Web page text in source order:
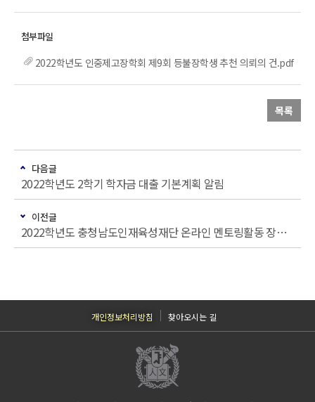
2022학년도 인중제고장학회 제9회 등불장학생 추천 의뢰의 건.pdf
목록
다음글
2022학년도 2학기 학자금 대출 기본계획 알림
이전글
2022학년도 충청남도인재육성재단 온라인 멘토링활동 장학생 선발 안내
개인정보처리방침 찾아오시는 길